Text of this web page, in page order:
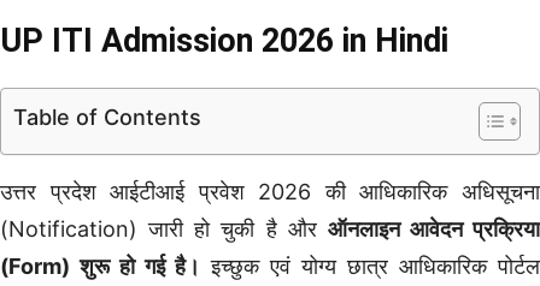
UP ITI Admission 2026 in Hindi
Table of Contents
उत्तर प्रदेश आईटीआई प्रवेश 2026 की आधिकारिक अधिसूचना
(Notification) जारी हो चुकी है और ऑनलाइन आवेदन प्रक्रिया
(Form) शुरू हो गई है। इच्छुक एवं योग्य छात्र आधिकारिक पोर्टल